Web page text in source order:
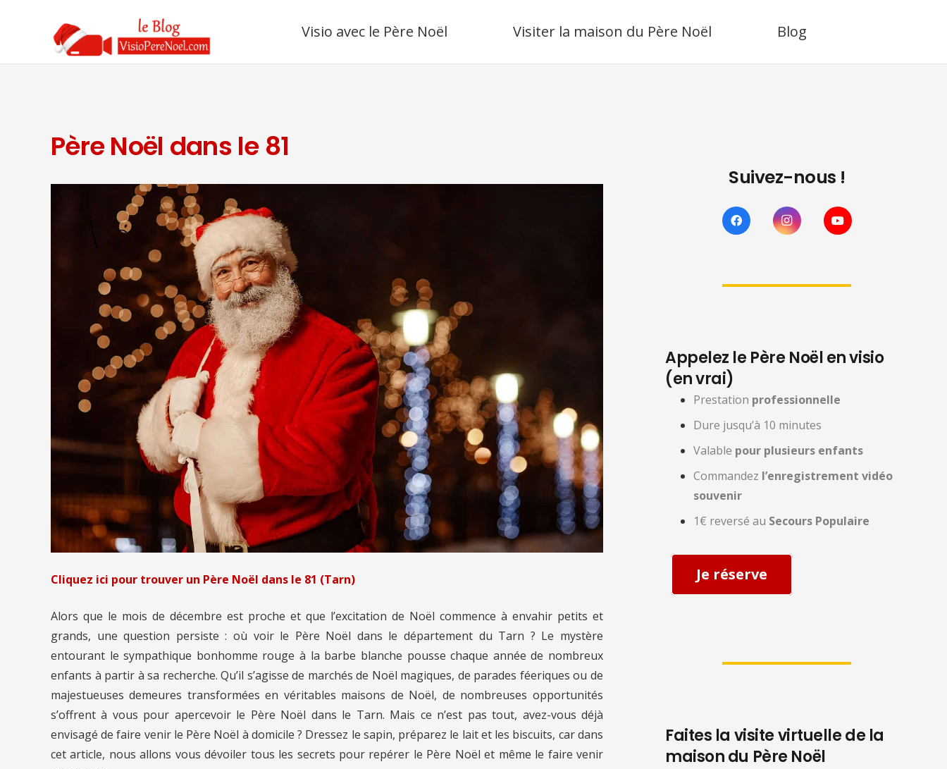
Visio avec le Père Noël Visiter la maison du Père Noël Blog
Père Noël dans le 81
Cliquez ici pour trouver un Père Noël dans le 81 (Tarn)
Alors que le mois de décembre est proche et que l’excitation de Noël commence à envahir petits et
grands, une question persiste : où voir le Père Noël dans le département du Tarn ? Le mystère
entourant le sympathique bonhomme rouge à la barbe blanche pousse chaque année de nombreux
enfants à partir à sa recherche. Qu’il s’agisse de marchés de Noël magiques, de parades féeriques ou de
majestueuses demeures transformées en véritables maisons de Noël, de nombreuses opportunités
s’offrent à vous pour apercevoir le Père Noël dans le Tarn. Mais ce n’est pas tout, avez-vous déjà
envisagé de faire venir le Père Noël à domicile ? Dressez le sapin, préparez le lait et les biscuits, car dans
cet article, nous allons vous dévoiler tous les secrets pour repérer le Père Noël et même le faire venir
Suivez-nous !
Appelez le Père Noël en visio
(en vrai)
Prestation professionnelle
Dure jusqu’à 10 minutes
Valable pour plusieurs enfants
Commandez l’enregistrement vidéo
souvenir
1€ reversé au Secours Populaire
Je réserve
Faites la visite virtuelle de la
maison du Père Noël